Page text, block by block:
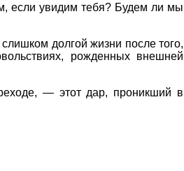
если увидим тебя? Будем ли мы
долгой жизни после того,
рожденных внешней
— этот дар, проникший в